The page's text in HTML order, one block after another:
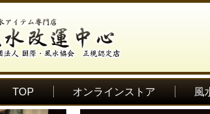
TOP オンラインストア 風